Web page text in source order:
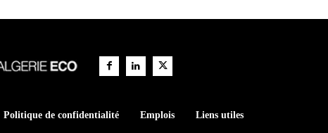
Politique de confidentialité Emplois Liens utiles